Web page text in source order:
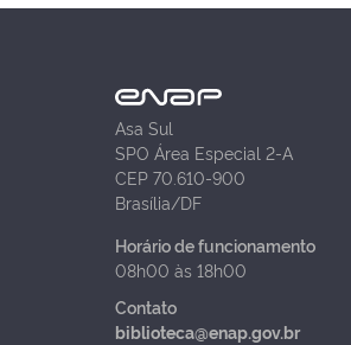
Asa Sul
SPO Área Especial 2-A
CEP 70.610-900
Brasília/DF
Horário de funcionamento
08h00 às 18h00
Contato
biblioteca@enap.gov.br